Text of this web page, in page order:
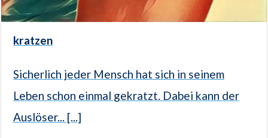
kratzen
Sicherlich jeder Mensch hat sich in seinem
Leben schon einmal gekratzt. Dabei kann der
Auslöser... [...]